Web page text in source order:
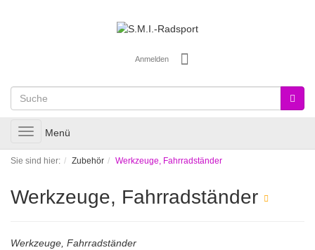
Anmelden
Toggle
navigation
Menü
Sie sind hier: Zubehör Werkzeuge, Fahrradständer
Werkzeuge, Fahrradständer
Werkzeuge, Fahrradständer